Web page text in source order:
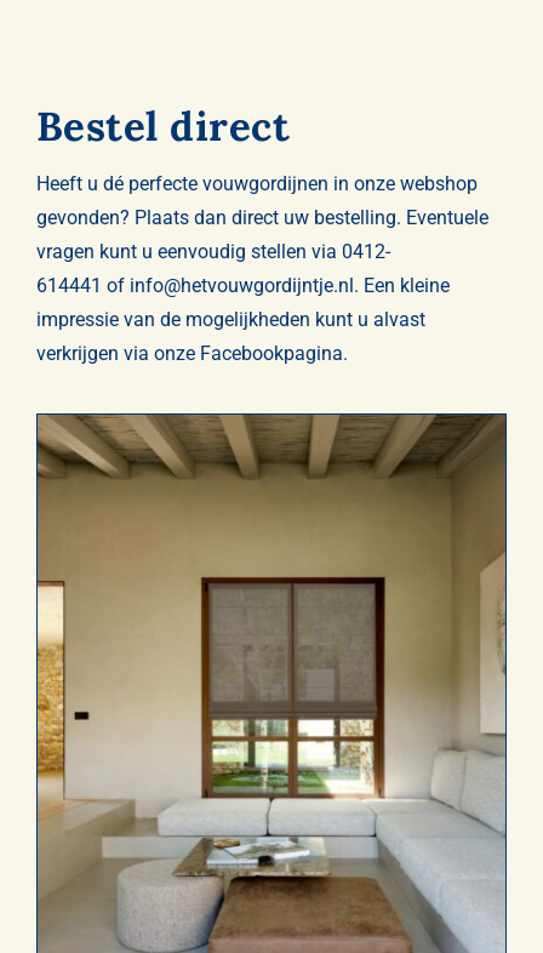
Bestel direct
Heeft u dé perfecte vouwgordijnen in onze webshop
gevonden? Plaats dan direct uw bestelling. Eventuele
vragen kunt u eenvoudig stellen via 0412-
614441 of info@hetvouwgordijntje.nl. Een kleine
impressie van de mogelijkheden kunt u alvast
verkrijgen via onze Facebookpagina.